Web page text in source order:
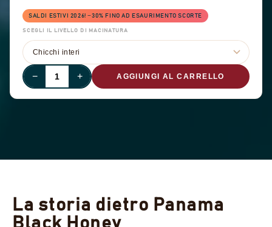
SALDI ESTIVI 2026! −30% FINO AD ESAURIMENTO SCORTE
SCEGLI IL LIVELLO DI MACINATURA
− + AGGIUNGI AL CARRELLO
La storia dietro Panama